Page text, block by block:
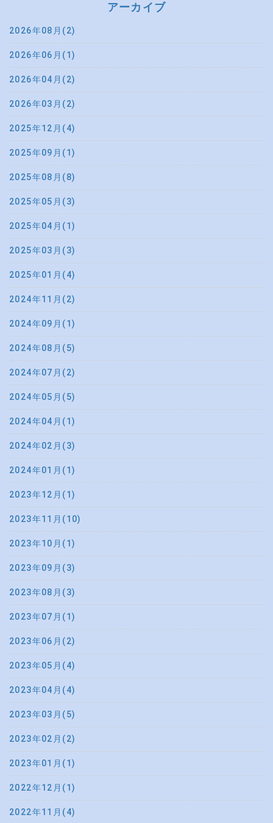
アーカイブ
2026年08月(2)
2026年06月(1)
2026年04月(2)
2026年03月(2)
2025年12月(4)
2025年09月(1)
2025年08月(8)
2025年05月(3)
2025年04月(1)
2025年03月(3)
2025年01月(4)
2024年11月(2)
2024年09月(1)
2024年08月(5)
2024年07月(2)
2024年05月(5)
2024年04月(1)
2024年02月(3)
2024年01月(1)
2023年12月(1)
2023年11月(10)
2023年10月(1)
2023年09月(3)
2023年08月(3)
2023年07月(1)
2023年06月(2)
2023年05月(4)
2023年04月(4)
2023年03月(5)
2023年02月(2)
2023年01月(1)
2022年12月(1)
2022年11月(4)